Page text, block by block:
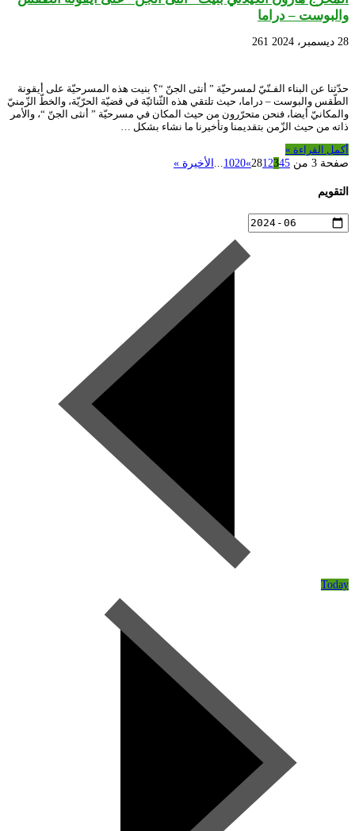
والبوست – دراما
28 ديسمبر، 2024 261
حدّثنا عن البناء الفـنّيّ لمسرحيّة ” أنثى الجنّ “؟ بنيت هذه المسرحيّة على أيقونة
الطّقس والبوست – دراما، حيث تلتقي هذه الثّنائيّة في قضيّة الحرّيّة، والخطّ الزّمنيّ
والمكانيّ أيضا، فنحن متحرّرون من حيث المكان في مسرحيّة ” أنثى الجنّ “، والأمر
ذاته من حيث الزّمن بتقديمنا وتأخيرنا ما نشاء بشكل …
أكمل القراءة »
صفحة 3 من 28
12345
»
1020
... الأخيرة »
التقويم
Today